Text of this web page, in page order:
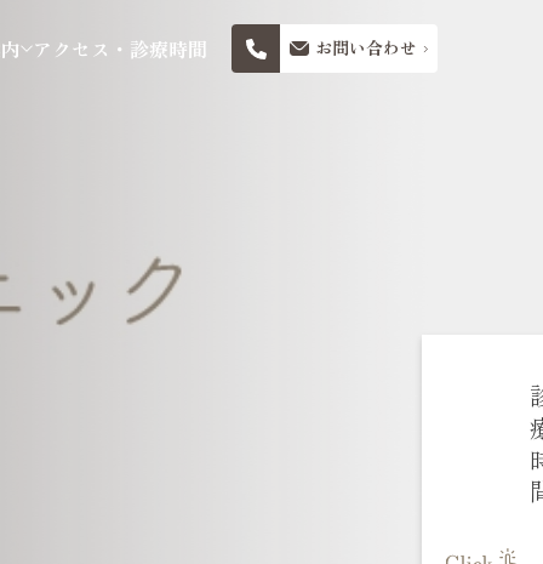
アクセス・診療時間 お問い合わせ